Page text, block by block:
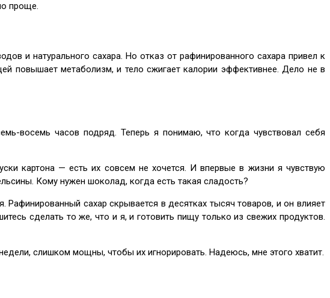
проще.
и натурального сахара. Но отказ от рафинированного сахара привел к
повышает метаболизм, и тело сжигает калории эффективнее. Дело не в
восемь часов подряд. Теперь я понимаю, что когда чувствовал себя
картона — есть их совсем не хочется. И впервые в жизни я чувствую
Кому нужен шоколад, когда есть такая сладость?
сахар скрывается в десятках тысяч товаров, и он влияет
сделать то же, что и я, и готовить пищу только из свежих продуктов.
слишком мощны, чтобы их игнорировать. Надеюсь, мне этого хватит.